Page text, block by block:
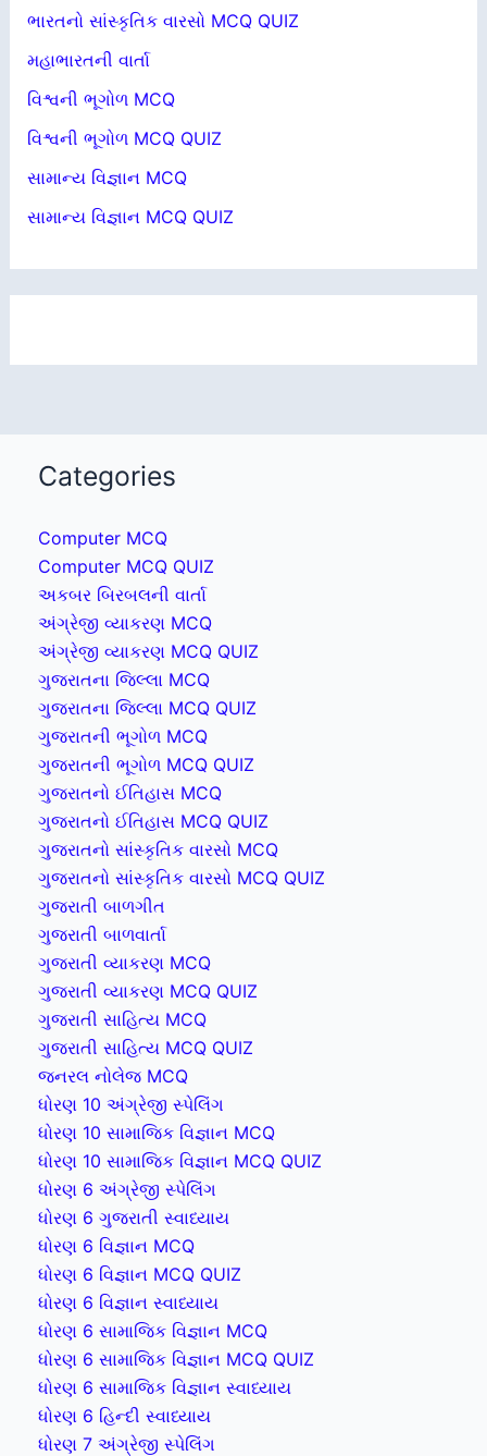
ભારતનો સાંસ્કૃતિક વારસો MCQ QUIZ
મહાભારતની વાર્તા
વિશ્વની ભૂગોળ MCQ
વિશ્વની ભૂગોળ MCQ QUIZ
સામાન્ય વિજ્ઞાન MCQ
સામાન્ય વિજ્ઞાન MCQ QUIZ
Categories
Computer MCQ
Computer MCQ QUIZ
અકબર બિરબલની વાર્તા
અંગ્રેજી વ્યાકરણ MCQ
અંગ્રેજી વ્યાકરણ MCQ QUIZ
ગુજરાતના જિલ્લા MCQ
ગુજરાતના જિલ્લા MCQ QUIZ
ગુજરાતની ભૂગોળ MCQ
ગુજરાતની ભૂગોળ MCQ QUIZ
ગુજરાતનો ઈતિહાસ MCQ
ગુજરાતનો ઈતિહાસ MCQ QUIZ
ગુજરાતનો સાંસ્કૃતિક વારસો MCQ
ગુજરાતનો સાંસ્કૃતિક વારસો MCQ QUIZ
ગુજરાતી બાળગીત
ગુજરાતી બાળવાર્તા
ગુજરાતી વ્યાકરણ MCQ
ગુજરાતી વ્યાકરણ MCQ QUIZ
ગુજરાતી સાહિત્ય MCQ
ગુજરાતી સાહિત્ય MCQ QUIZ
જનરલ નોલેજ MCQ
ધોરણ 10 અંગ્રેજી સ્પેલિંગ
ધોરણ 10 સામાજિક વિજ્ઞાન MCQ
ધોરણ 10 સામાજિક વિજ્ઞાન MCQ QUIZ
ધોરણ 6 અંગ્રેજી સ્પેલિંગ
ધોરણ 6 ગુજરાતી સ્વાધ્યાય
ધોરણ 6 વિજ્ઞાન MCQ
ધોરણ 6 વિજ્ઞાન MCQ QUIZ
ધોરણ 6 વિજ્ઞાન સ્વાધ્યાય
ધોરણ 6 સામાજિક વિજ્ઞાન MCQ
ધોરણ 6 સામાજિક વિજ્ઞાન MCQ QUIZ
ધોરણ 6 સામાજિક વિજ્ઞાન સ્વાધ્યાય
ધોરણ 6 હિન્દી સ્વાધ્યાય
ધોરણ 7 અંગ્રેજી સ્પેલિંગ